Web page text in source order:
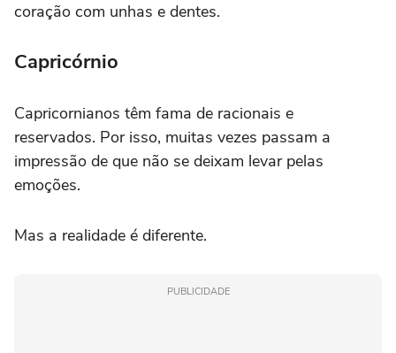
coração com unhas e dentes.
Capricórnio
Capricornianos têm fama de racionais e
reservados. Por isso, muitas vezes passam a
impressão de que não se deixam levar pelas
emoções.
Mas a realidade é diferente.
PUBLICIDADE